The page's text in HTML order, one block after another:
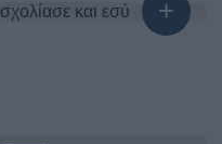
σχολίασε και εσύ